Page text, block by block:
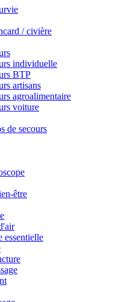
/ civière
individuelle
BTP
artisans
agroalimentaire
voiture
de secours
être
essentielle